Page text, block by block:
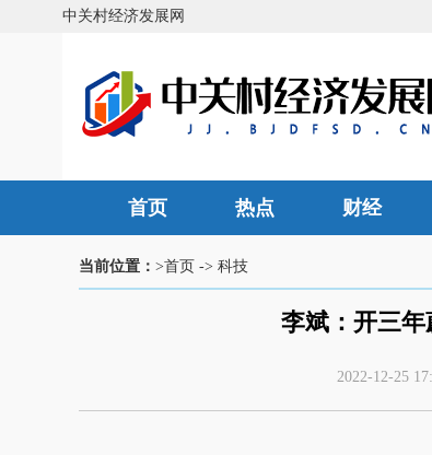
中关村经济发展网
首页 热点 财经
当前位置： >首页 -> 科技
李斌：开三
2022-12-25